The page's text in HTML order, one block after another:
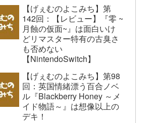
【げぇむのよこみち】第
142回：【レビュー】『零 ~
月蝕の仮面~』は面白いけ
どリマスター特有の古臭さ
も否めない
【NintendoSwitch】
【げぇむのよこみち】第98
回：英国情緒漂う百合ノベ
ル『Blackberry Honey ～メ
イド物語～』は想像以上の
デキ！